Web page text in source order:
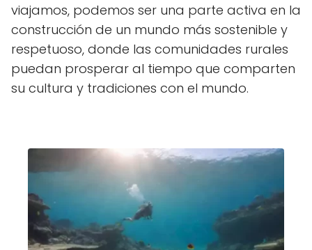
viajamos, podemos ser una parte activa en la
construcción de un mundo más sostenible y
respetuoso, donde las comunidades rurales
puedan prosperar al tiempo que comparten
su cultura y tradiciones con el mundo.